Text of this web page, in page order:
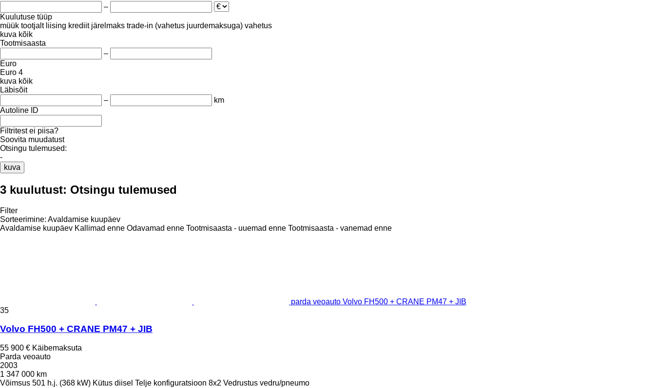
–
Kuulutuse tüüp
müük tootjalt liising krediit järelmaks trade-in (vahetus juurdemaksuga) vahetus
kuva kõik
Tootmisaasta
–
Euro
Euro 4
kuva kõik
Läbisõit
–
km
Autoline ID
Filtritest ei piisa?
Soovita muudatust
Otsingu tulemused:
-
kuva
3 kuulutust: Otsingu tulemused
Filter
Sorteerimine: Avaldamise kuupäev
Avaldamise kuupäev Kallimad enne Odavamad enne Tootmisaasta - uuemad enne Tootmisaasta - vanemad enne
parda veoauto Volvo FH500 + CRANE PM47 + JIB
35
Volvo FH500 + CRANE PM47 + JIB
55 900 € Käibemaksuta
Parda veoauto
2003
1 347 000 km
Võimsus 501 h.j. (368 kW) Kütus diisel Telje konfiguratsioon 8x2 Vedrustus vedru/pneumo